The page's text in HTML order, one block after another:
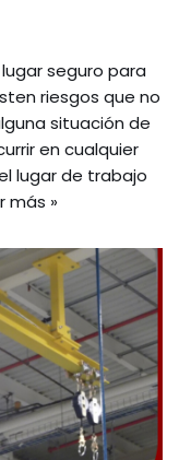
seguro para
riesgos que no
situación de
en cualquier
lugar de trabajo
más »